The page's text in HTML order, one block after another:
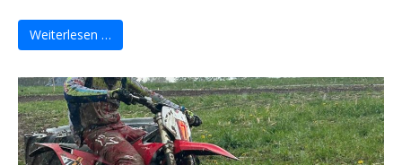
Weiterlesen …